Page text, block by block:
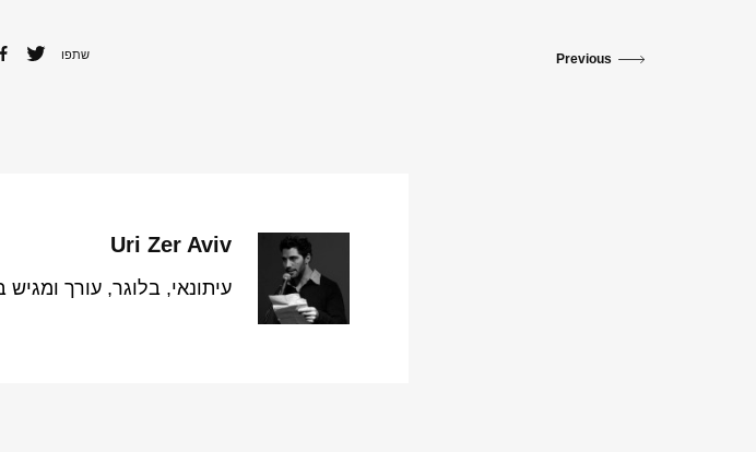
Previous שתפו
Uri Zer Aviv
עיתונאי, בלוגר, עורך ומגיש